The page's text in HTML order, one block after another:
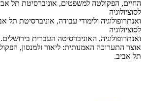
החיים, הפקולטה למשפטים, אוניברסיטת תל
לסוציולוגיה
ואנתרופולוגיה ולימודי עבודה, אוניברסיטת תל
לסוציולוגיה
ואנתרופולוגיה, האוניברסיטה העברית בירושלים.
אוצר התערוכה האמנותית: ליאור זלמנסון,
תל אביב.